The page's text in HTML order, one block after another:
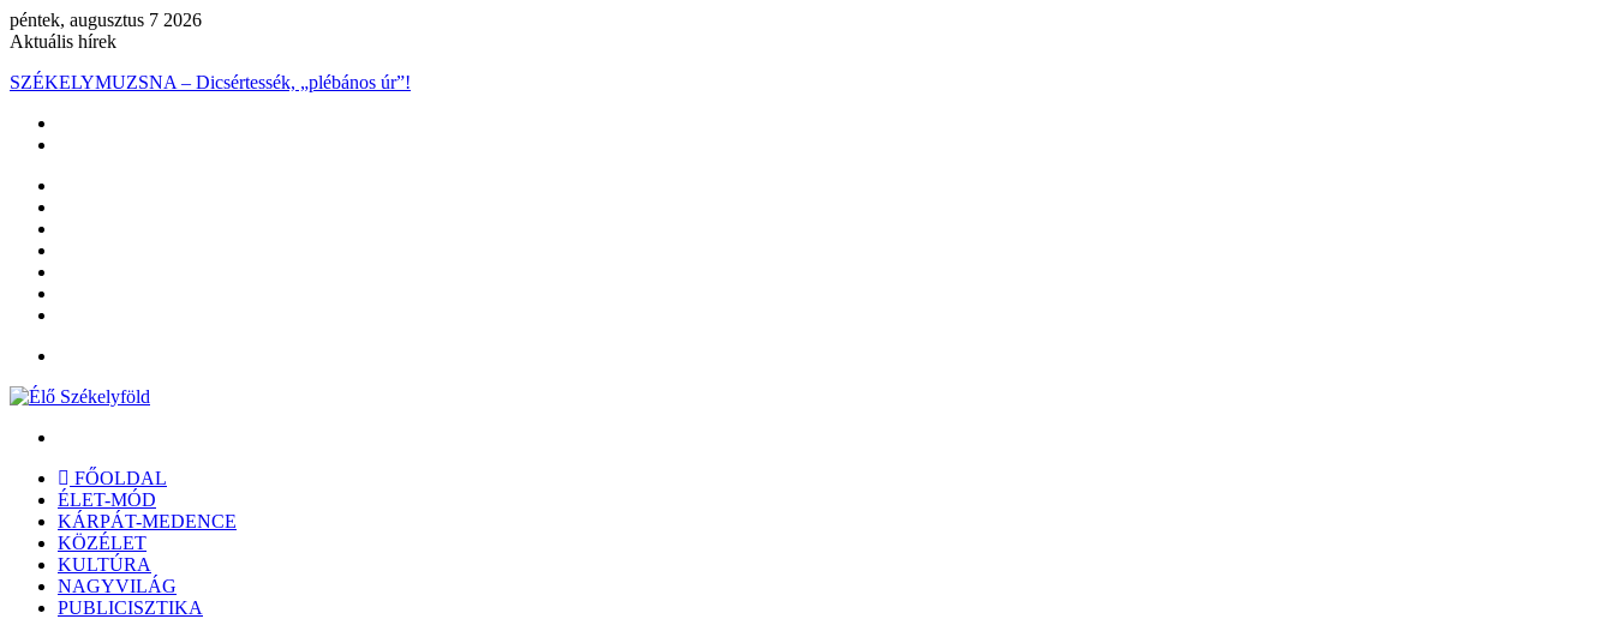
péntek, augusztus 7 2026
Aktuális hírek
SZÉKELYMUZSNA – Dicsértessék, „plébános úr”!
FŐOLDAL
ÉLET-MÓD
KÁRPÁT-MEDENCE
KÖZÉLET
KULTÚRA
NAGYVILÁG
PUBLICISZTIKA